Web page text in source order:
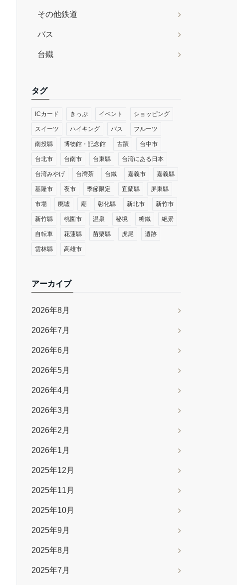
その他鉄道
バス
台鐵
タグ
ICカード きっぷ イベント ショッピング
スイーツ ハイキング バス フルーツ
南投縣 博物館・記念館 古蹟 台中市
台北市 台南市 台東縣 台湾にある日本
台湾みやげ 台灣茶 台鐵 嘉義市 嘉義縣
基隆市 夜市 季節限定 宜蘭縣 屏東縣
市場 廃墟 廟 彰化縣 新北市 新竹市
新竹縣 桃園市 温泉 秘境 糖鐵 絶景
自転車 花蓮縣 苗栗縣 虎尾 遺跡
雲林縣 高雄市
アーカイブ
2026年8月
2026年7月
2026年6月
2026年5月
2026年4月
2026年3月
2026年2月
2026年1月
2025年12月
2025年11月
2025年10月
2025年9月
2025年8月
2025年7月